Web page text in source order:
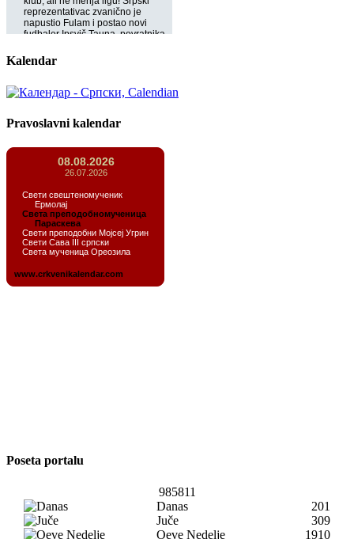
Kalendar
Pravoslavni kalendar
Poseta portalu
985811
Danas
201
Juče
309
Oeve Nedelje
1910